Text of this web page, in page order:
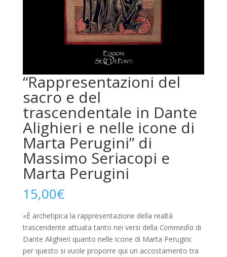
“Rappresentazioni del
sacro e del
trascendentale in Dante
Alighieri e nelle icone di
Marta Perugini” di
Massimo Seriacopi e
Marta Perugini
15,00€
«È archetipica la rappresentazione della realtà
trascendente attuata tanto nei versi della Commedìadi
Dante Alighieri quanto nelle icone di Marta Perugini:
per questo si vuole proporre qui un accostamento tra